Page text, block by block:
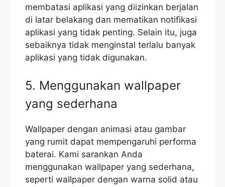
membatasi aplikasi yang diizinkan berjalan
di latar belakang dan mematikan notifikasi
aplikasi yang tidak penting. Selain itu, juga
sebaiknya tidak menginstal terlalu banyak
aplikasi yang tidak digunakan.
5. Menggunakan wallpaper
yang sederhana
Wallpaper dengan animasi atau gambar
yang rumit dapat mempengaruhi performa
baterai. Kami sarankan Anda
menggunakan wallpaper yang sederhana,
seperti wallpaper dengan warna solid atau